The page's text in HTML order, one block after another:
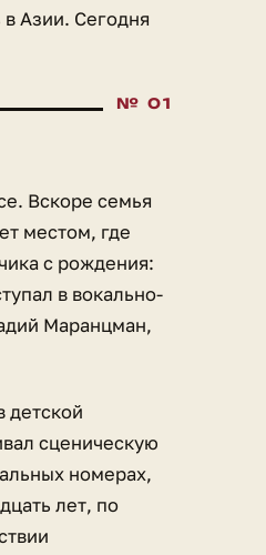
в Азии. Сегодня
Вскоре семья
местом, где
с рождения:
в вокально-
Маранцман,
детской
сценическую
номерах,
лет, по